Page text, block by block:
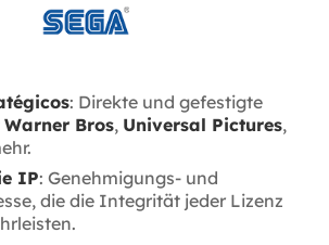
: Direkte und gefestigte
Warner Bros, Universal Pictures,
IP: Genehmigungs- und
die die Integrität jeder Lizenz